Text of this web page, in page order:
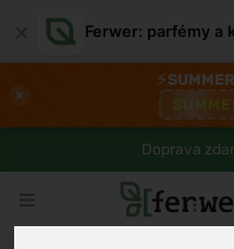
Ferwer: parfémy a
×
⚡
Doprava